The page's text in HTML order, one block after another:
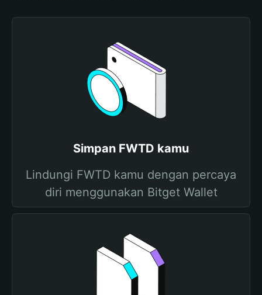
Simpan FWTD kamu
Lindungi FWTD kamu dengan percaya
diri menggunakan Bitget Wallet